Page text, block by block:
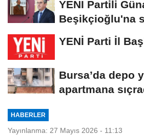
YENİ Partili
Beşikçioğlu'na
YENİ Parti İl
Bursa’da depo
apartmana
HABERLER
Yayınlanma: 27 Mayıs 2026 - 11:13